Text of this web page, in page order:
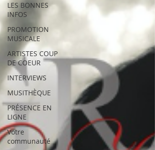
LES BONNES
INFOS
PROMOTION
MUSICALE
ARTISTES COUP
DE COEUR
INTERVIEWS
MUSITHÈQUE
PRÉSENCE EN
LIGNE
Votre
communauté